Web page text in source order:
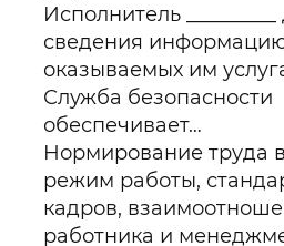
Исполнитель
сведения
оказываемых им
Служба безопасности
обеспечивает…
Нормирование труда
режим работы,
кадров,
работника и